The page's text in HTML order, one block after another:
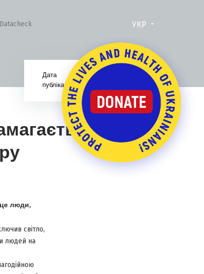
Datacheck УКР
Дата
публікації:
люди,
світло,
людей на